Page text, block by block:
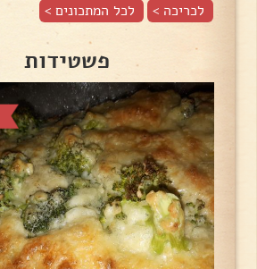
לכריכה > לכל המתכונים >
פשטידות